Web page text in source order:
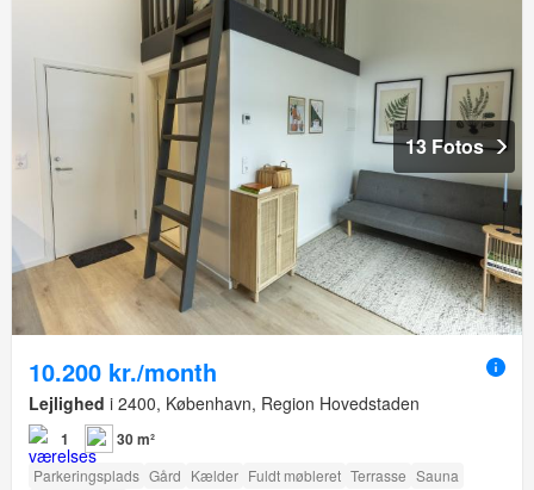
13 Fotos
10.200 kr./month
Lejlighed i 2400, København, Region Hovedstaden
1 30 m²
Parkeringsplads Gård Kælder Fuldt møbleret Terrasse Sauna